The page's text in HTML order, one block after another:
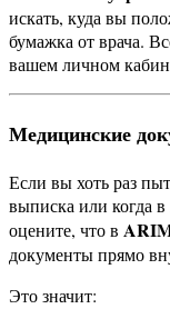
искать, куда вы
бумажка от врача.
вашем личном
Медицинские
Если вы хоть раз
выписка или когда
оцените, что в
документы прямо
Это значит: